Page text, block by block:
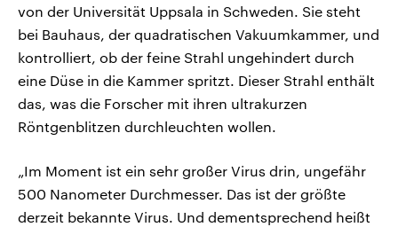
von der Universität Uppsala in Schweden. Sie steht
bei Bauhaus, der quadratischen Vakuumkammer, und
kontrolliert, ob der feine Strahl ungehindert durch
eine Düse in die Kammer spritzt. Dieser Strahl enthält
das, was die Forscher mit ihren ultrakurzen
Röntgenblitzen durchleuchten wollen.
„Im Moment ist ein sehr großer Virus drin, ungefähr
500 Nanometer Durchmesser. Das ist der größte
derzeit bekannte Virus. Und dementsprechend heißt